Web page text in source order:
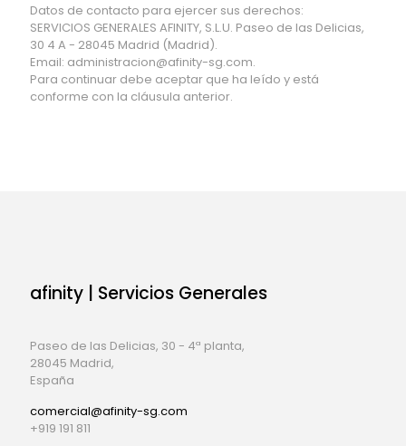
Datos de contacto para ejercer sus derechos:
SERVICIOS GENERALES AFINITY, S.L.U. Paseo de las Delicias,
30 4 A - 28045 Madrid (Madrid).
Email: administracion@afinity-sg.com.
Para continuar debe aceptar que ha leído y está
conforme con la cláusula anterior.
afinity | Servicios Generales
Paseo de las Delicias, 30 - 4ª planta,
28045 Madrid,
España
comercial@afinity-sg.com
+919 191 811